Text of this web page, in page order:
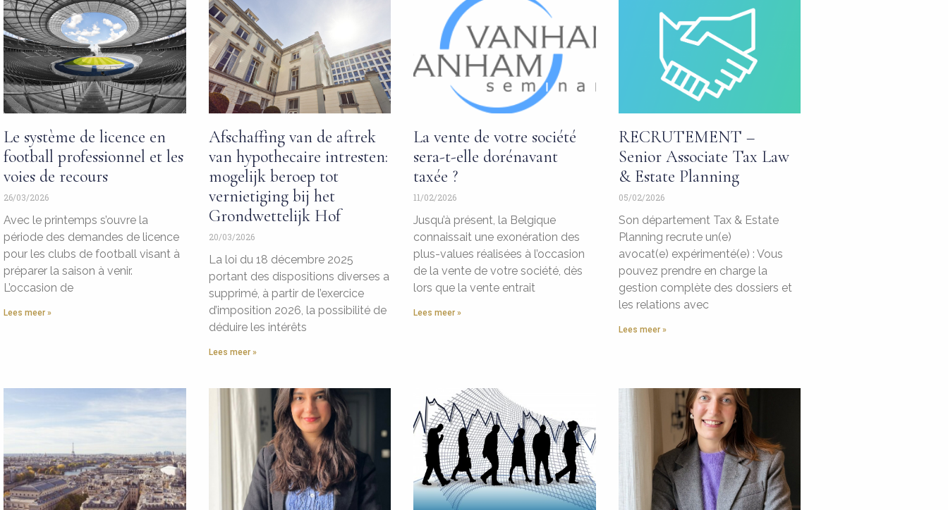
Le système de licence en
football professionnel et les
voies de recours
26/03/2026
Avec le printemps s’ouvre la
période des demandes de licence
pour les clubs de football visant à
préparer la saison à venir.
L’occasion de
Lees meer »
Afschaffing van de aftrek
van hypothecaire intresten:
mogelijk beroep tot
vernietiging bij het
Grondwettelijk Hof
20/03/2026
La loi du 18 décembre 2025
portant des dispositions diverses a
supprimé, à partir de l’exercice
d’imposition 2026, la possibilité de
déduire les intérêts
Lees meer »
La vente de votre société
sera-t-elle dorénavant
taxée ?
11/02/2026
Jusqu’à présent, la Belgique
connaissait une exonération des
plus-values réalisées à l’occasion
de la vente de votre société, dès
lors que la vente entrait
Lees meer »
RECRUTEMENT –
Senior Associate Tax Law
& Estate Planning
05/02/2026
Son département Tax & Estate
Planning recrute un(e)
avocat(e) expérimenté(e) : Vous
pouvez prendre en charge la
gestion complète des dossiers et
les relations avec
Lees meer »